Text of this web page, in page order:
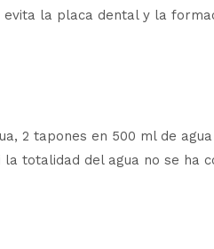
la placa dental y la
2 tapones en 500 ml de
totalidad del agua no se ha